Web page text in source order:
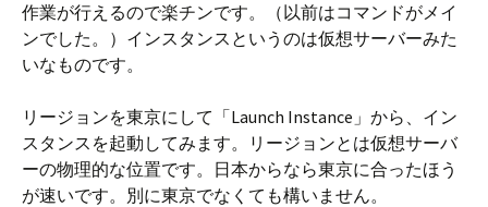
作業が行えるので楽チンです。（以前はコマンドがメイ
ンでした。）インスタンスというのは仮想サーバーみた
いなものです。
リージョンを東京にして「Launch Instance」から、イン
スタンスを起動してみます。リージョンとは仮想サーバ
ーの物理的な位置です。日本からなら東京に合ったほう
が速いです。別に東京でなくても構いません。